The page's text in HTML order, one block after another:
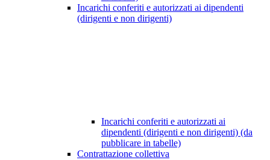
Incarichi conferiti e autorizzati ai dipendenti
(dirigenti e non dirigenti)
Incarichi conferiti e autorizzati ai
dipendenti (dirigenti e non dirigenti) (da
pubblicare in tabelle)
Contrattazione collettiva